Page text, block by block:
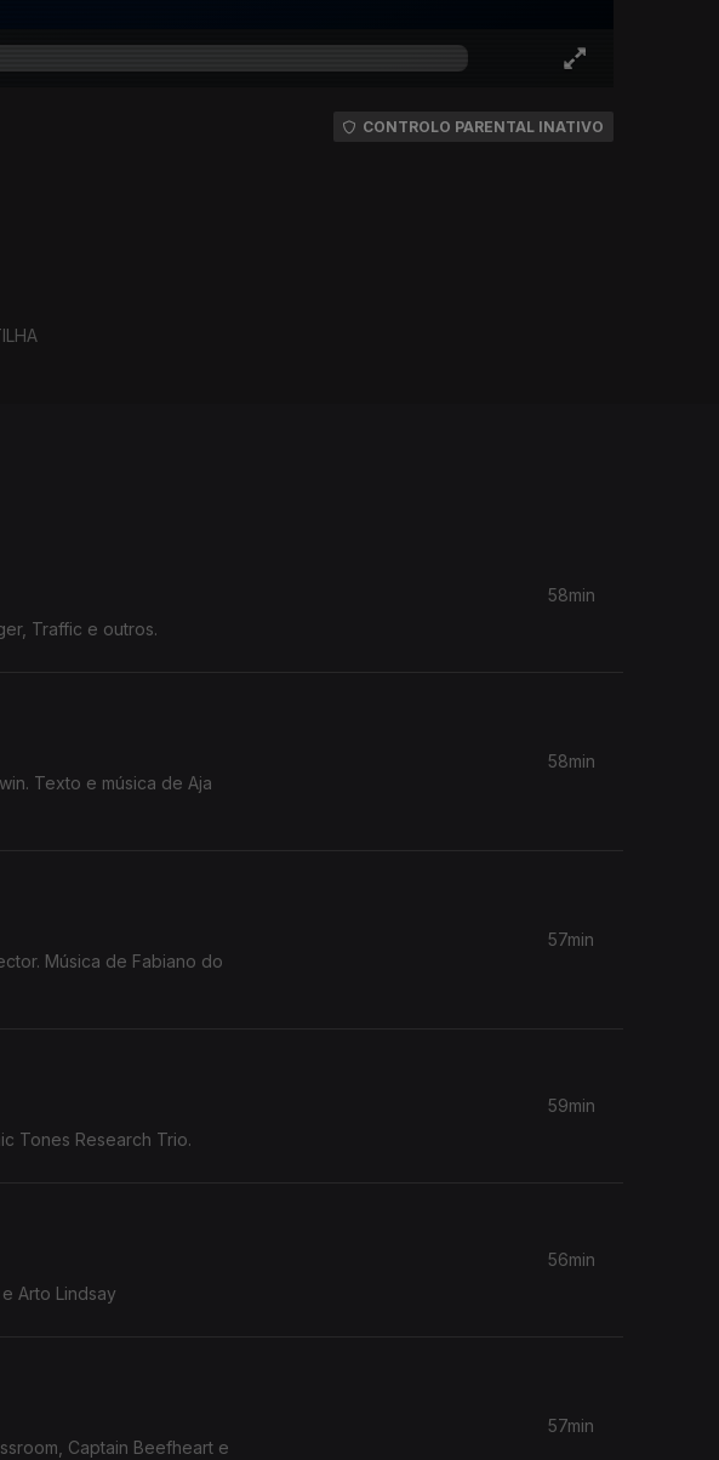
CONTROLO PARENTAL INATIVO
Traffic e outros.
58min
Texto e música de Aja
58min
Música de Fabiano do
57min
Tones Research Trio.
59min
Arto Lindsay
56min
Captain Beefheart e
57min